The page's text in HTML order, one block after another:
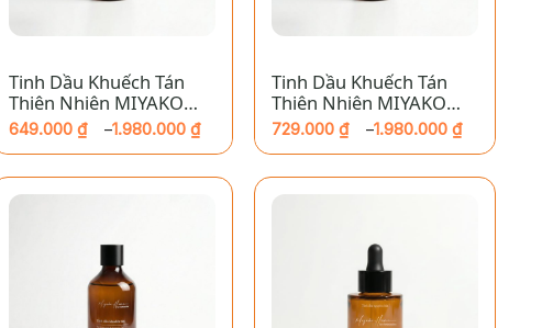
Tinh Dầu Khuếch Tán
Thiên Nhiên MIYAKO
HOME – Sả Chanh
649.000₫ –1.980.000₫
giá:
từ
đến
Tinh Dầu Khuếch Tán
Thiên Nhiên MIYAKO
HOME – Sả Chanh
729.000₫ –1.980.000₫
giá:
từ
đến